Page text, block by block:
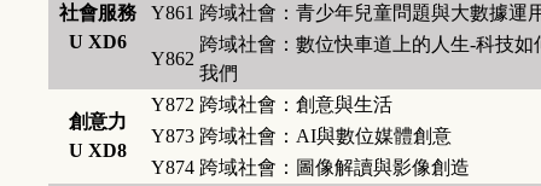
社會服務
U XD6
Y861 跨域社會：青少年兒童問題與大數據運
Y862
跨域社會：數位快車道上的人生-科技如
我們
創意力
U XD8
Y872 跨域社會：創意與生活
Y873 跨域社會：AI與數位媒體創意
Y874 跨域社會：圖像解讀與影像創造